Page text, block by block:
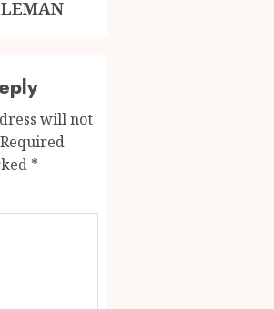
will not
Required
*